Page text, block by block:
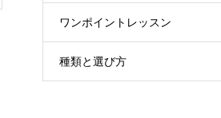
ワンポイントレッスン
種類と選び方